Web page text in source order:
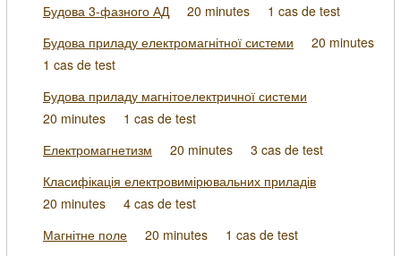
Будова 3-фазного АД
20 minutes
1 cas de test
Будова приладу електромагнітної системи
20 minutes
1 cas de test
Будова приладу магнітоелектричної системи
20 minutes
1 cas de test
Електромагнетизм
20 minutes
3 cas de test
Класифікація електровимірювальних приладів
20 minutes
4 cas de test
Магнітне поле
20 minutes
1 cas de test